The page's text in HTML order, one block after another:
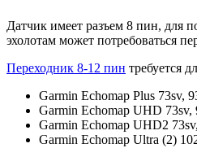
Датчик имеет разъем 8 пин, для
эхолотам может потребоваться
Переходник 8-12 пин требуется
Garmin Echomap Plus 73sv,
Garmin Echomap UHD 73sv,
Garmin Echomap UHD2
Garmin Echomap Ultra (2)